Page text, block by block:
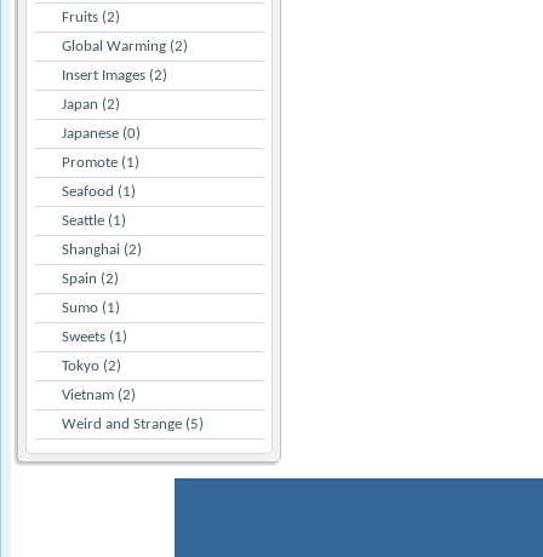
Fruits (2)
Global Warming (2)
Insert Images (2)
Japan (2)
Japanese (0)
Promote (1)
Seafood (1)
Seattle (1)
Shanghai (2)
Spain (2)
Sumo (1)
Sweets (1)
Tokyo (2)
Vietnam (2)
Weird and Strange (5)